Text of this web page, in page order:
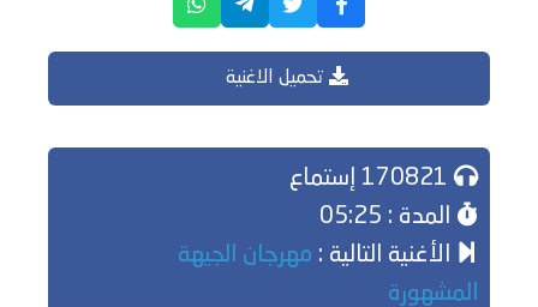
تحميل الاغنية
المدة : 05:25
الأغنية التالية : مهرجان الجيهة
المشهورة